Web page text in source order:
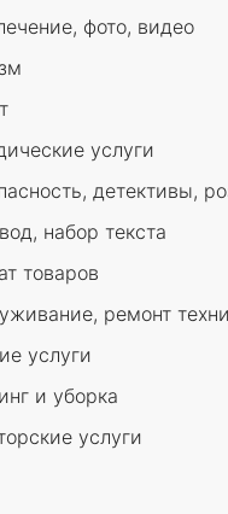
фото, видео
услуги
детективы,
набор текста
товаров
ремонт
услуги
и уборка
услуги